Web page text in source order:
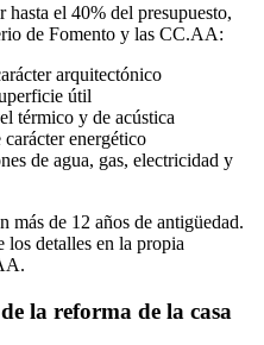
el 40% del presupuesto,
de Fomento y las CC.AA:
arquitectónico
útil
térmico y de acústica
energético
de agua, gas, electricidad y
más de 12 años de antigüedad.
los detalles en la propia
la reforma de la casa